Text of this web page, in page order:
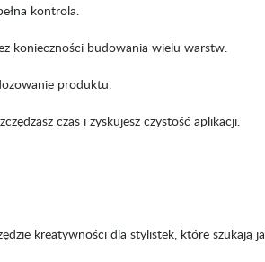
kontrola.
konieczności budowania wielu warstw.
produktu.
czas i zyskujesz czystość aplikacji.
kreatywności dla stylistek, które szukają